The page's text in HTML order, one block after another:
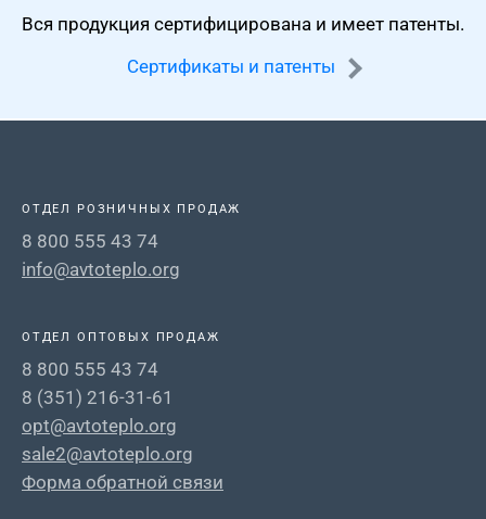
Вся продукция сертифицирована и имеет патенты.
Сертификаты и патенты
ОТДЕЛ РОЗНИЧНЫХ ПРОДАЖ
8 800 555 43 74
info@avtoteplo.org
ОТДЕЛ ОПТОВЫХ ПРОДАЖ
8 800 555 43 74
8 (351) 216-31-61
opt@avtoteplo.org
sale2@avtoteplo.org
Форма обратной связи